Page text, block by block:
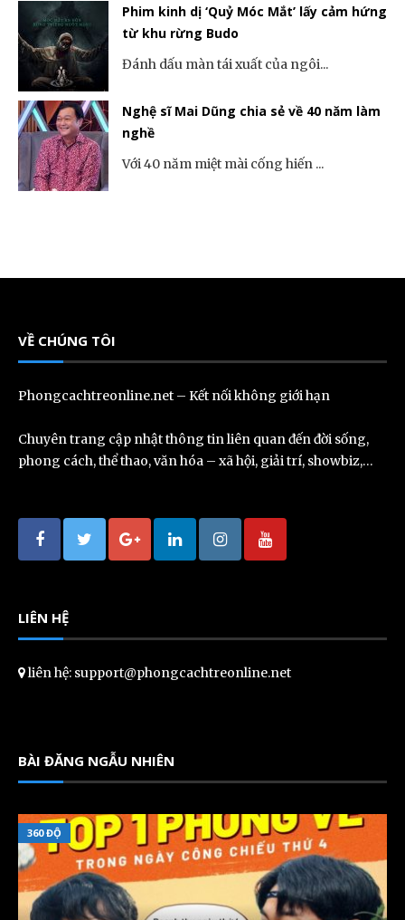
Phim kinh dị ‘Quỷ Móc Mắt’ lấy cảm hứng
từ khu rừng Budo
Đánh dấu màn tái xuất của ngôi...
Nghệ sĩ Mai Dũng chia sẻ về 40 năm làm
nghề
Với 40 năm miệt mài cống hiến ...
VỀ CHÚNG TÔI
Phongcachtreonline.net – Kết nối không giới hạn
Chuyên trang cập nhật thông tin liên quan đến đời sống,
phong cách, thể thao, văn hóa – xã hội, giải trí, showbiz,…
LIÊN HỆ
liên hệ: support@phongcachtreonline.net
BÀI ĐĂNG NGẪU NHIÊN
360 ĐỘ